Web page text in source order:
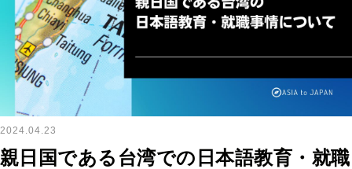
2024.04.23
親日国である台湾での日本語教育・就職